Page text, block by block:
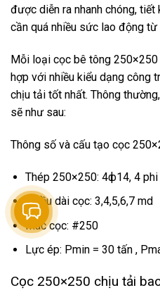
được diễn ra nhanh chóng, tiết
cần quá nhiều sức lao động từ
Mỗi loại cọc bê tông 250×250
hợp với nhiều kiểu dạng công
chịu tải tốt nhất. Thông
sẽ như sau:
Thông số và cấu tạo cọc
Thép 250×250: 4ф14, 4 phi
Chiều dài cọc: 3,4,5,6,7 md
Mác cọc: #250
Lực ép: Pmin = 30 tấn ,
Cọc 250×250 chịu tải